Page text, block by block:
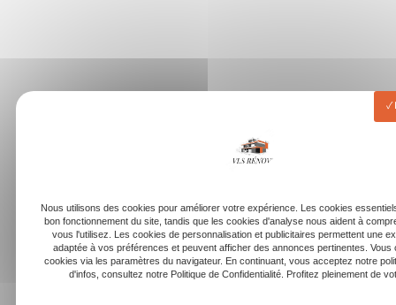
Nous utilisons des cookies pour améliorer votre expérience. Les cookies
bon fonctionnement du site, tandis que les cookies d'analyse nous aident à
vous l'utilisez. Les cookies de personnalisation et publicitaires permettent une
adaptée à vos préférences et peuvent afficher des annonces pertinentes. Vous
cookies via les paramètres du navigateur. En continuant, vous acceptez notre
d'infos, consultez notre Politique de Confidentialité. Profitez pleinement de